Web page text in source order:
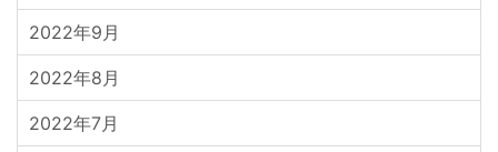
2022年9月
2022年8月
2022年7月